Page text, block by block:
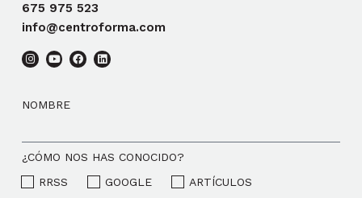
NOMBRE
¿CÓMO NOS HAS CONOCIDO?
RRSS
GOOGLE ARTÍCULOS
675 975 523
info@centroforma.com